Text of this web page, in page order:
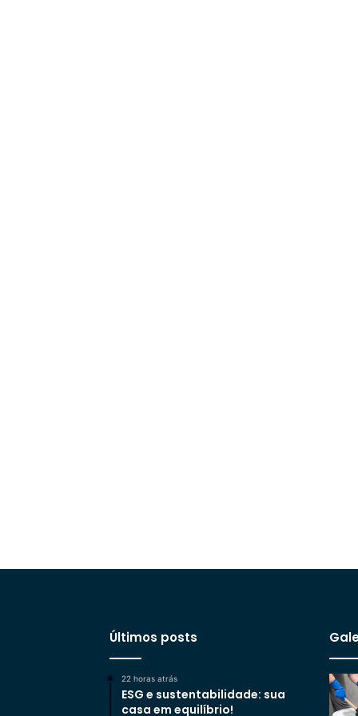
Últimos posts
22 horas atrás
ESG e sustentabilidade: sua
casa em equilíbrio!